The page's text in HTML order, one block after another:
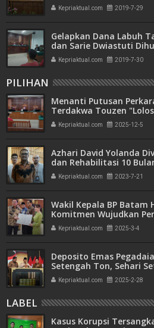
Kepriaktual.com 2019-7-29
Gelapkan Dana Labuh
dan Sarie Dwiastuti
Kepriaktual.com 2019-7-30
PILIHAN
Menanti Putusan
Terdakwa Touzen
Seumur Hidup atau Mati"
Kepriaktual.com 2025-12-5
Azhari David Yolanda
dan Rehabilitasi 10
Kepriaktual.com 2023-7-21
Wakil Kepala BP Batam
Komitmen Wujudkan
Transparan dan
Kepriaktual.com 2025-3-4
Deposito Emas
Setengah Ton, Sehari
Bank Emas
Kepriaktual.com 2025-2-28
LABEL
Kasus Korupsi